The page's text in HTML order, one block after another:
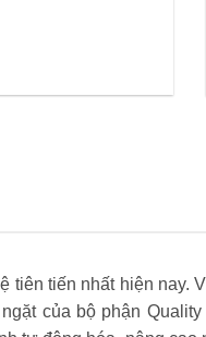
tiến nhất hiện nay.
của bộ phận